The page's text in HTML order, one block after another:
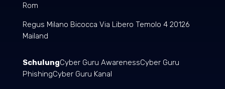
Rom
Regus Milano Bicocca Via Libero Temolo 4 20126
Mailand
SchulungCyber Guru AwarenessCyber Guru
PhishingCyber Guru Kanal